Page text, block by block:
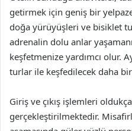
getirmek için geniş bir
doğa yürüyüşleri ve bisiklet
adrenalin dolu anlar
keşfetmenize yardımcı olur.
turlar ile keşfedilecek daha
Giriş ve çıkış işlemleri
gerçekleştirilmektedir.